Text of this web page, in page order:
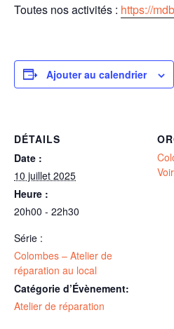
Toutes nos activités : https://
Ajouter au calendrier
DÉTAILS
Date :
10 juillet 2025
Heure :
20h00 - 22h30
Série :
Colombes – Atelier de
réparation au local
Catégorie d’Évènement:
Atelier de réparation